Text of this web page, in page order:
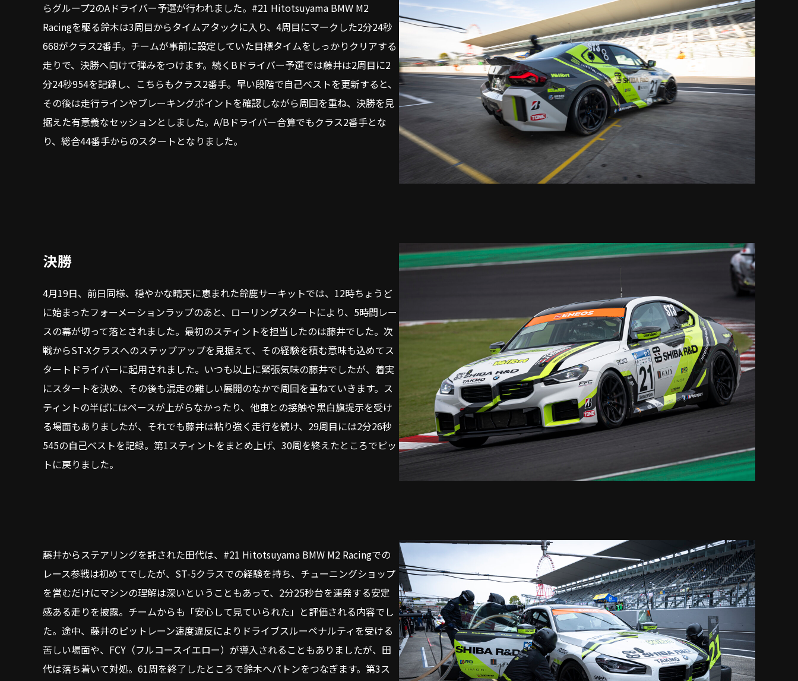
らグループ2のAドライバー予選が行われました。#21 Hitotsuyama BMW M2
Racingを駆る鈴木は3周目からタイムアタックに入り、4周目にマークした2分24秒
668がクラス2番手。チームが事前に設定していた目標タイムをしっかりクリアする
走りで、決勝へ向けて弾みをつけます。続くBドライバー予選では藤井は2周目に2
分24秒954を記録し、こちらもクラス2番手。早い段階で自己ベストを更新すると、
その後は走行ラインやブレーキングポイントを確認しながら周回を重ね、決勝を見
据えた有意義なセッションとしました。A/Bドライバー合算でもクラス2番手とな
り、総合44番手からのスタートとなりました。
決勝
4月19日、前日同様、穏やかな晴天に恵まれた鈴鹿サーキットでは、12時ちょうど
に始まったフォーメーションラップのあと、ローリングスタートにより、5時間レー
スの幕が切って落とされました。最初のスティントを担当したのは藤井でした。次
戦からST-Xクラスへのステップアップを見据えて、その経験を積む意味も込めてス
タートドライバーに起用されました。いつも以上に緊張気味の藤井でしたが、着実
にスタートを決め、その後も混走の難しい展開のなかで周回を重ねていきます。ス
ティントの半ばにはペースが上がらなかったり、他車との接触や黒白旗提示を受け
る場面もありましたが、それでも藤井は粘り強く走行を続け、29周目には2分26秒
545の自己ベストを記録。第1スティントをまとめ上げ、30周を終えたところでピッ
トに戻りました。
藤井からステアリングを託された田代は、#21 Hitotsuyama BMW M2 Racingでの
レース参戦は初めてでしたが、ST-5クラスでの経験を持ち、チューニングショップ
を営むだけにマシンの理解は深いということもあって、2分25秒台を連発する安定
感ある走りを披露。チームからも「安心して見ていられた」と評価される内容でし
た。途中、藤井のピットレーン速度違反によりドライブスルーペナルティを受ける
苦しい場面や、FCY（フルコースイエロー）が導入されることもありましたが、田
代は落ち着いて対処。61周を終了したところで鈴木へバトンをつなぎます。第3ス